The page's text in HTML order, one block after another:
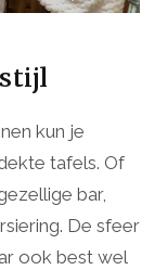
kun je
tafels. Of
bar,
De sfeer
ook best wel